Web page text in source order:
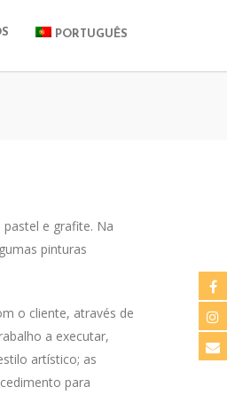
PORTUGUÊS
e grafite. Na
pinturas
o cliente, através de
a executar,
artístico; as
para